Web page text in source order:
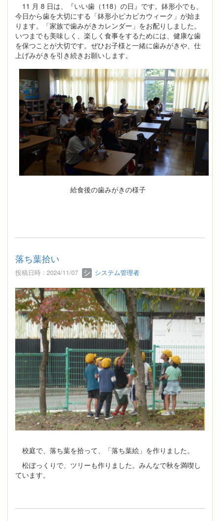
11 月 8 日は、『いい歯（118）の日』です。鉢形小でも、
今日から歯を大切にする「鉢形小ピカピカウィーク」が始ま
ります。「家族で歯みがきカレンダー」をお配りしました。
いつまでも美味しく、楽しく食事をするためには、健康な歯
を保つことが大切です。ぜひお子様と一緒に歯みがきや、仕
上げみがきを引き続きお願いします。
給食後の歯みがきの様子
落ち葉拾い
投稿日時 : 2024/11/07 システム管理者
校庭で、落ち葉を拾って、「落ち葉絵」を作りました。
松ぼっくりで、ツリーも作りました。みんなで秋を満喫し
ています。